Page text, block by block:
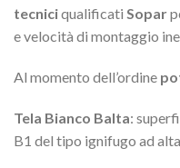
tecniciqualificati Sopar
e velocità di montaggio
Al momento dell’ordine
Tela Bianco Balta:
B1 del tipo ignifugo ad